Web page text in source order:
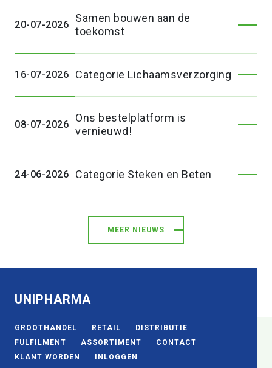
20-07-2026
Samen bouwen aan de
toekomst
16-07-2026 Categorie Lichaamsverzorging
08-07-2026
Ons bestelplatform is
vernieuwd!
24-06-2026 Categorie Steken en Beten
MEER NIEUWS
UNIPHARMA
GROOTHANDEL RETAIL
DISTRIBUTIE
FULFILMENT
ASSORTIMENT
CONTACT
KLANT WORDEN
INLOGGEN